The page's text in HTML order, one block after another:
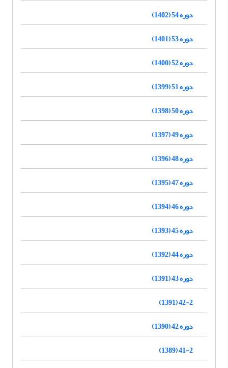
دوره 54 (1402)
دوره 53 (1401)
دوره 52 (1400)
دوره 51 (1399)
دوره 50 (1398)
دوره 49 (1397)
دوره 48 (1396)
دوره 47 (1395)
دوره 46 (1394)
دوره 45 (1393)
دوره 44 (1392)
دوره 43 (1391)
42-2 (1391)
دوره 42 (1390)
41-2 (1389)